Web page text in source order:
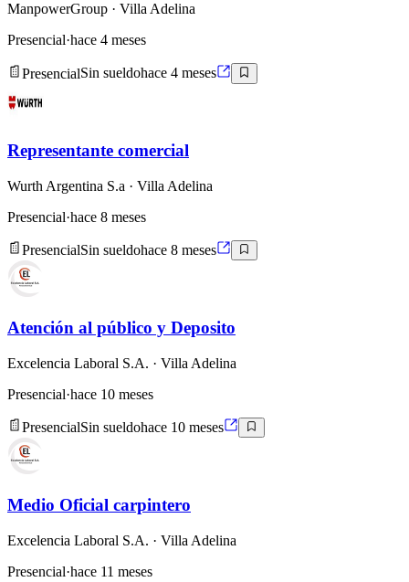
ManpowerGroup · Villa Adelina
Presencial·hace 4 meses
PresencialSin sueldohace 4 meses
Representante comercial
Wurth Argentina S.a · Villa Adelina
Presencial·hace 8 meses
PresencialSin sueldohace 8 meses
Atención al público y Deposito
Excelencia Laboral S.A. · Villa Adelina
Presencial·hace 10 meses
PresencialSin sueldohace 10 meses
Medio Oficial carpintero
Excelencia Laboral S.A. · Villa Adelina
Presencial·hace 11 meses